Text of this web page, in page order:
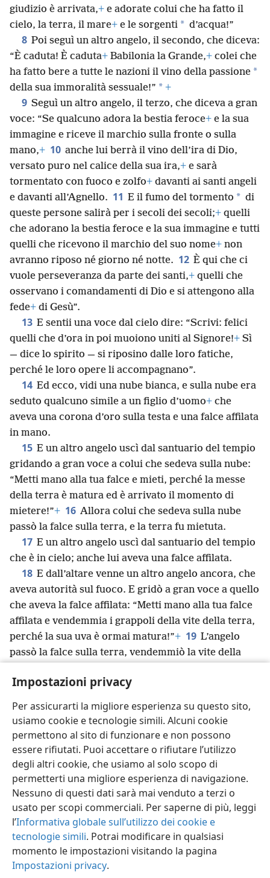
Impostazioni privacy
Per assicurarti la migliore esperienza su questo sito,
usiamo cookie e tecnologie simili. Alcuni cookie
permettono al sito di funzionare e non possono
essere rifiutati. Puoi accettare o rifiutare l’utilizzo
degli altri cookie, che usiamo al solo scopo di
permetterti una migliore esperienza di navigazione.
Nessuno di questi dati sarà mai venduto a terzi o
usato per scopi commerciali. Per saperne di più, leggi
l’Informativa globale sull’utilizzo dei cookie e
tecnologie simili. Potrai modificare in qualsiasi
momento le impostazioni visitando la pagina
Impostazioni privacy.
giudizio è arrivata,+ e adorate colui che ha fatto il
cielo, la terra, il mare+ e le sorgenti * d’acqua!”
8 Poi seguì un altro angelo, il secondo, che diceva:
“È caduta! È caduta+ Babilonia la Grande,+ colei che
ha fatto bere a tutte le nazioni il vino della passione *
della sua immoralità sessuale!” * +
9 Seguì un altro angelo, il terzo, che diceva a gran
voce: “Se qualcuno adora la bestia feroce+ e la sua
immagine e riceve il marchio sulla fronte o sulla
mano,+ 10 anche lui berrà il vino dell’ira di Dio,
versato puro nel calice della sua ira,+ e sarà
tormentato con fuoco e zolfo+ davanti ai santi angeli
e davanti all’Agnello. 11 E il fumo del tormento * di
queste persone salirà per i secoli dei secoli;+ quelli
che adorano la bestia feroce e la sua immagine e tutti
quelli che ricevono il marchio del suo nome+ non
avranno riposo né giorno né notte. 12 È qui che ci
vuole perseveranza da parte dei santi,+ quelli che
osservano i comandamenti di Dio e si attengono alla
fede+ di Gesù”.
13 E sentii una voce dal cielo dire: “Scrivi: felici
quelli che d’ora in poi muoiono uniti al Signore!+ Sì
— dice lo spirito — si riposino dalle loro fatiche,
perché le loro opere li accompagnano”.
14 Ed ecco, vidi una nube bianca, e sulla nube era
seduto qualcuno simile a un figlio d’uomo+ che
aveva una corona d’oro sulla testa e una falce affilata
in mano.
15 E un altro angelo uscì dal santuario del tempio
gridando a gran voce a colui che sedeva sulla nube:
“Metti mano alla tua falce e mieti, perché la messe
della terra è matura ed è arrivato il momento di
mietere!”+ 16 Allora colui che sedeva sulla nube
passò la falce sulla terra, e la terra fu mietuta.
17 E un altro angelo uscì dal santuario del tempio
che è in cielo; anche lui aveva una falce affilata.
18 E dall’altare venne un altro angelo ancora, che
aveva autorità sul fuoco. E gridò a gran voce a quello
che aveva la falce affilata: “Metti mano alla tua falce
affilata e vendemmia i grappoli della vite della terra,
perché la sua uva è ormai matura!”+ 19 L’angelo
passò la falce sulla terra, vendemmiò la vite della
20 L’uva fu pigiata nel torchio fuori dalla città, e il
sangue che uscì dal torchio arrivava alle briglie dei
cavalli fino a una distanza di 1.600 stadi. *
Italiano Condividi Impostazioni
Copyright© 2026 Watch Tower Bible and Tract Society of Pennsylvania
Condizioni d’uso Informativa sulla privacy
Impostazioni privacy
JW.ORG
Accedi